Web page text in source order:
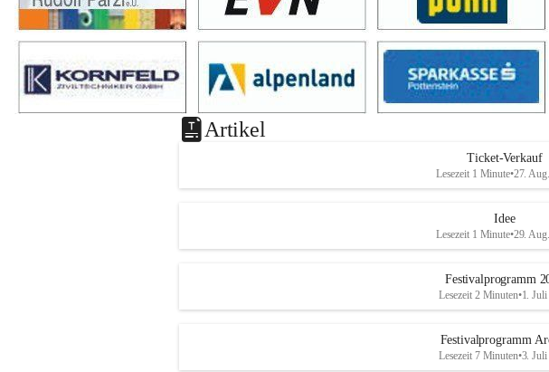
Artikel
Ticket-Verkauf
Lesezeit 1 Minute•27.
Idee
Lesezeit 1 Minute•29.
Festivalprogramm
Lesezeit 2 Minuten•1. Juli
Festivalprogramm
Lesezeit 7 Minuten•3. Juli